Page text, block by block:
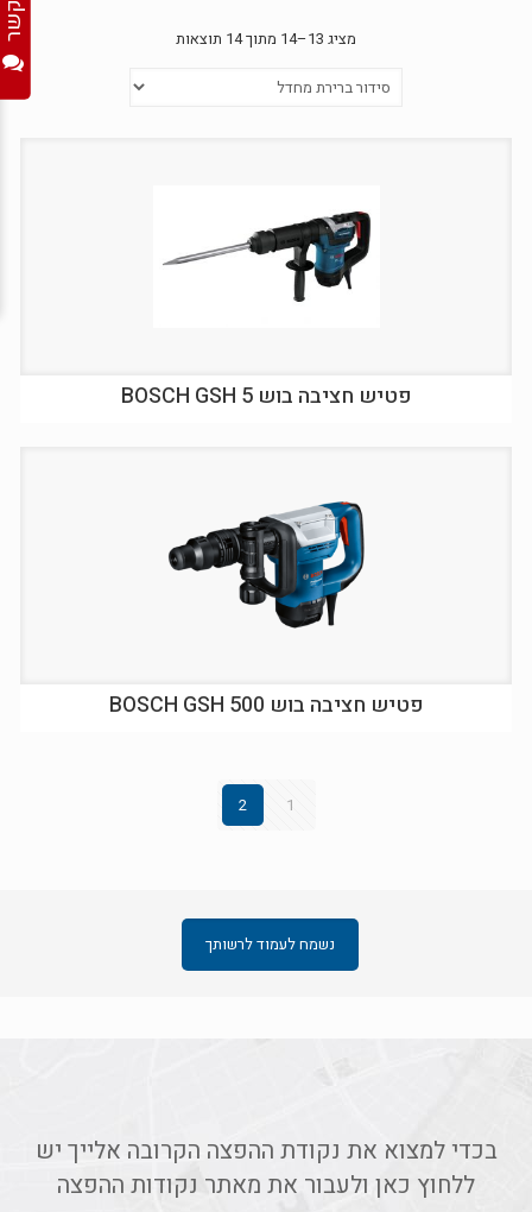
מציג 13–14 מתוך 14 תוצאות
פטיש חציבה בוש BOSCH GSH 5
פטיש חציבה בוש BOSCH GSH 500
1
2
נשמח לעמוד לרשותך
בכדי למצוא את נקודת ההפצה הקרובה אלייך יש
ללחוץ כאן ולעבור את מאתר נקודות ההפצה